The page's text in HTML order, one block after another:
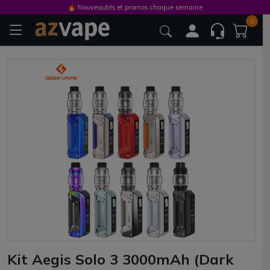
0
Kit Aegis Solo 3 3000mAh (Dark
🔥 Nouveautés et promos chaque semaine